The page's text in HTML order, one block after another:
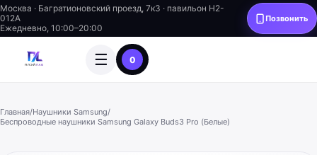
Москва · Багратионовский проезд, 7к3 · павильон H2-
012A
Ежедневно, 10:00–20:00
Позвонить
☰ 0
Главная/Наушники Samsung/
Беспроводные наушники Samsung Galaxy Buds3 Pro (Белые)